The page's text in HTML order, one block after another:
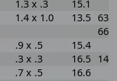
1.3 x .3
15.1
1.4 x 1.0 13.5
.9 x .5
15.4
.3 x .3 16.5
.7 x .5
16.6